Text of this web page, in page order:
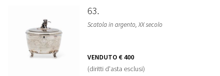
63
Scatola in argento, XX secolo
VENDUTO € 400
(diritti d'asta esclusi)